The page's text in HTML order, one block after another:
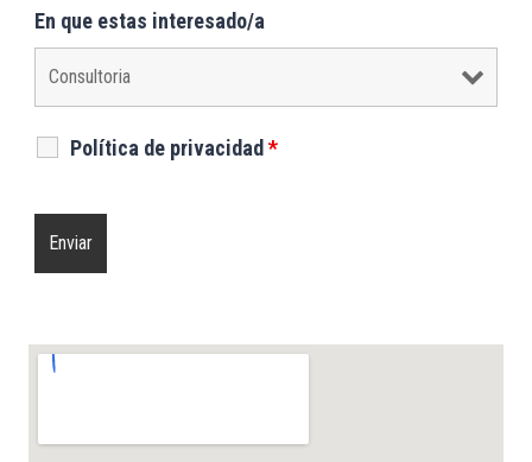
En que estas interesado/a
Política de privacidad *